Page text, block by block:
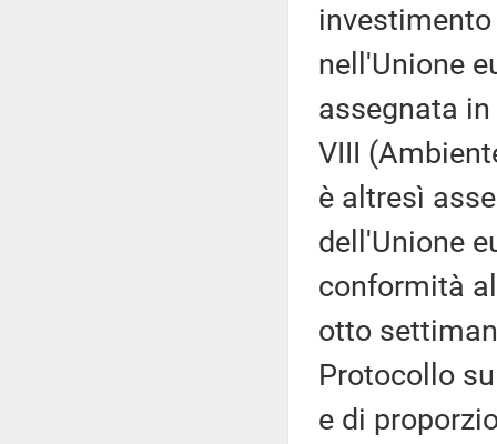
nell'Unione
assegnata
VIII
è altresì
dell'Unione
conformità
otto
Protocollo
e di